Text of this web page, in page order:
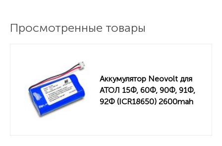
Просмотренные товары
Аккумулятор Neovolt для
АТОЛ 15Ф, 60Ф, 90Ф, 91Ф,
92Ф (ICR18650) 2600mah